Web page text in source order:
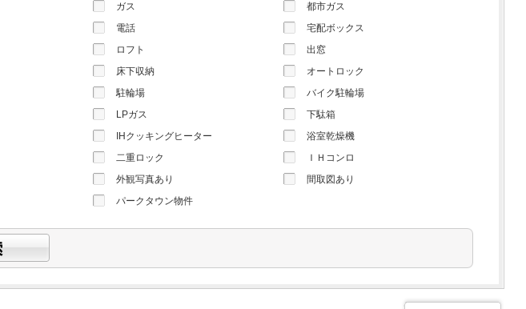
ガス
都市ガス
電話
宅配ボックス
ロフト
出窓
床下収納
オートロック
駐輪場
バイク駐輪場
LPガス
下駄箱
IHクッキングヒーター
浴室乾燥機
二重ロック
ＩＨコンロ
外観写真あり
間取図あり
パークタウン物件